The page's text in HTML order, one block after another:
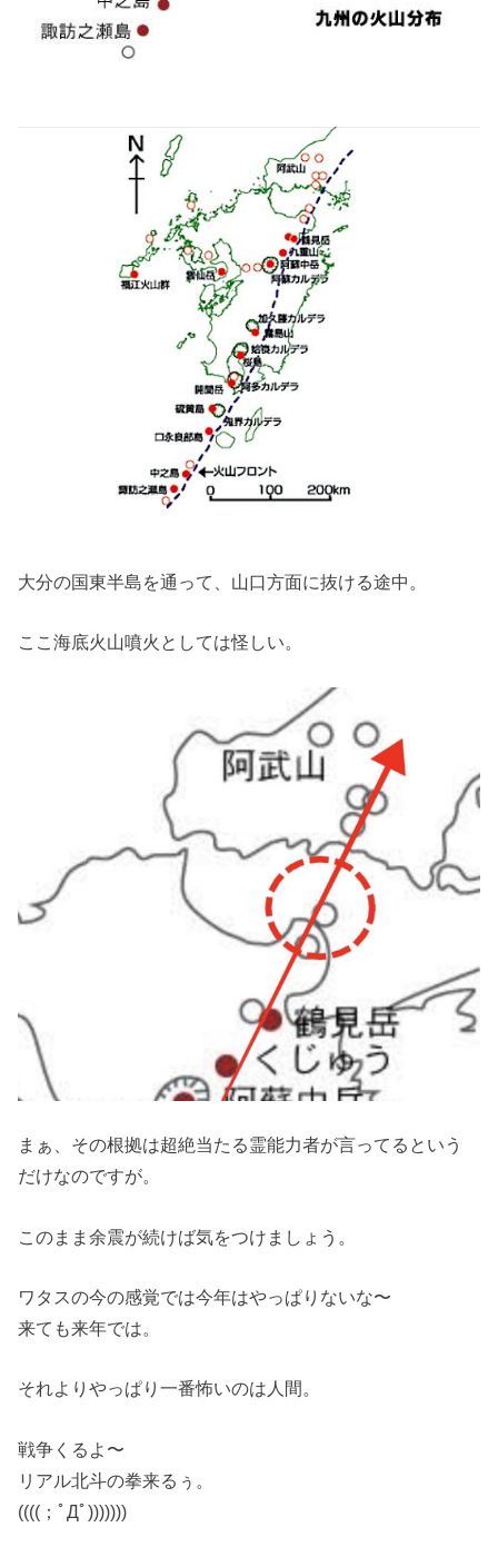
大分の国東半島を通って、山口方面に抜ける途中。
ここ海底火山噴火としては怪しい。
まぁ、その根拠は超絶当たる霊能力者が言ってるという
だけなのですが。
このまま余震が続けば気をつけましょう。
ワタスの今の感覚では今年はやっぱりないな〜
来ても来年では。
それよりやっぱり一番怖いのは人間。
戦争くるよ〜
リアル北斗の拳来るぅ。
((((；ﾟДﾟ)))))))